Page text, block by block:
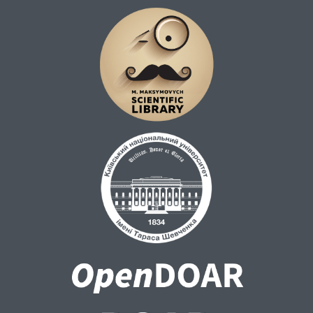
ключових маршрутів. Проведено аналіз
маршрутної мережі за показниками
ефективності, споживання ресурсів і
задоволення пасажирських потреб. На
основі отриманих даних і результатів
аналізу можна прийняти конкретні рішення
щодо оптимізації маршрутної мережі,
включаючи зміни в розкладі,
реорганізацію маршрутів, а також
покращення обслуговування й
забезпечення задоволеності пасажирів.
Такий підхід сприятиме підвищенню
ефективності міського громадського
Висновки. Виявлено, що транспортна
структура міста Чернівці потребує